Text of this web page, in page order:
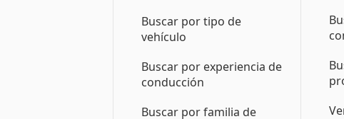
Buscar por tipo de
vehículo
Buscar por experiencia de
conducción
Buscar por familia de